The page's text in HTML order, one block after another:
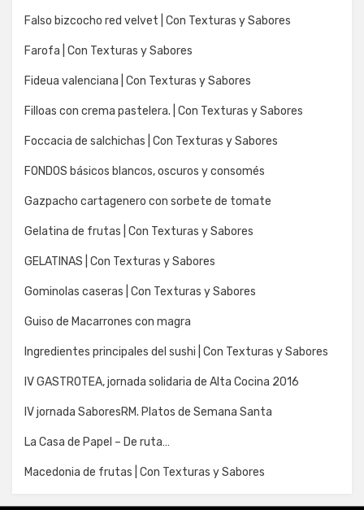
Falso bizcocho red velvet | Con Texturas y Sabores
Farofa | Con Texturas y Sabores
Fideua valenciana | Con Texturas y Sabores
Filloas con crema pastelera. | Con Texturas y Sabores
Foccacia de salchichas | Con Texturas y Sabores
FONDOS básicos blancos, oscuros y consomés
Gazpacho cartagenero con sorbete de tomate
Gelatina de frutas | Con Texturas y Sabores
GELATINAS | Con Texturas y Sabores
Gominolas caseras | Con Texturas y Sabores
Guiso de Macarrones con magra
Ingredientes principales del sushi | Con Texturas y Sabores
IV GASTROTEA, jornada solidaria de Alta Cocina 2016
IV jornada SaboresRM. Platos de Semana Santa
La Casa de Papel – De ruta…
Macedonia de frutas | Con Texturas y Sabores